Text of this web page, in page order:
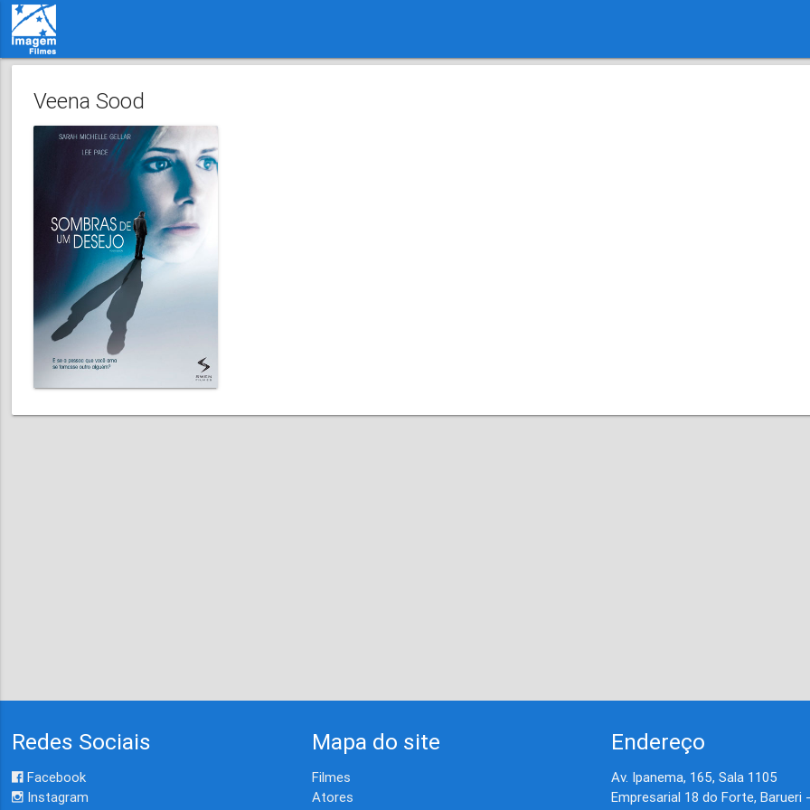
Veena Sood
Redes Sociais
Facebook
Instagram
Mapa do site
Filmes
Atores
Endereço
Av. Ipanema, 165, Sala 1105
Empresarial 18 do Forte, Barueri